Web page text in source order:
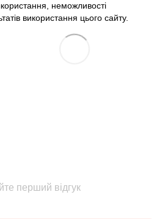
неможливості
використання цього сайту.
перший відгук